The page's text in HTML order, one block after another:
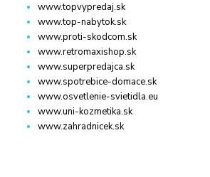
www.topvypredaj.sk
www.top-nabytok.sk
www.proti-skodcom.sk
www.retromaxishop.sk
www.superpredajca.sk
www.spotrebice-domace.sk
www.osvetlenie-svietidla.eu
www.uni-kozmetika.sk
www.zahradnicek.sk